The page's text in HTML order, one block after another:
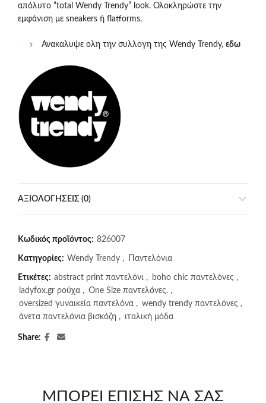
απόλυτο “total Wendy Trendy” look. Ολοκληρώστε την
εμφάνιση με sneakers ή flatforms.
Ανακαλυψε ολη την συλλογη της Wendy Trendy, εδω
ΑΞΙΟΛΟΓΉΣΕΙΣ (0)
Κωδικός προϊόντος: 826007
Κατηγορίες: Wendy Trendy , Παντελόνια
Ετικέτες: abstract print παντελόνι , boho chic παντελόνες ,
ladyfox.gr ρούχα , One Size παντελόνες. ,
oversized γυναικεία παντελόνα , wendy trendy παντελόνες ,
άνετα παντελόνια βισκόζη , ιταλική μόδα
Share
ΜΠΟΡΕΊ ΕΠΊΣΗΣ ΝΑ ΣΑΣ